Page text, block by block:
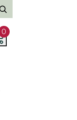
0